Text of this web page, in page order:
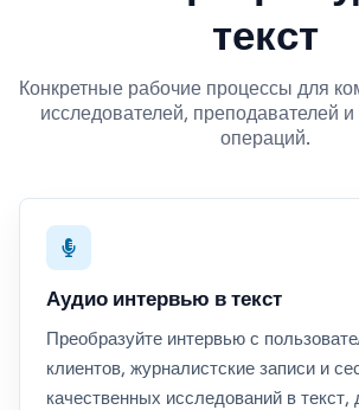
текст
Конкретные рабочие процессы для
исследователей, преподавателей
операций.
Аудио интервью в текст
Преобразуйте интервью с
клиентов, журналистские записи и
качественных исследований в